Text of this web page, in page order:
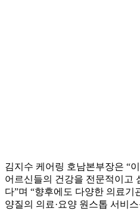
김지수 케어링 호남본부장은 “
어르신들의 건강을 전문적이고
다”며 “향후에도 다양한 의료기
양질의 의료·요양 원스톱 서비